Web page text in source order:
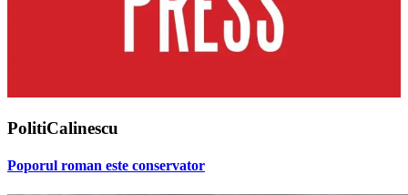
PolitiCalinescu
Poporul roman este conservator